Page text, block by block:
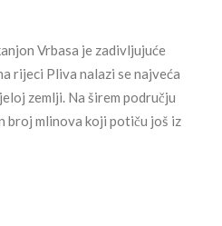
Vrbasa je zadivljujuće
rijeci Pliva nalazi se najveća
zemlji. Na širem području
broj mlinova koji potiču još iz